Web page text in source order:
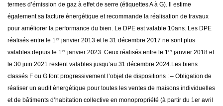
termes d’émission de gaz à effet de serre (étiquettes A à G).
Il estime
également sa facture énergétique et recommande la réalisation de travaux
pour améliorer la performance du bien. Le DPE est valable 10ans. Les DPE
réalisés entre le 1er janvier 2013 et le 31 décembre 2017 ne sont plus
valables depuis le 1er janvier 2023. Ceux réalisés entre le 1er janvier 2018 et
le 30 juin 2021 restent valables jusqu’au 31 décembre 2024.Les biens
classés F ou G font progressivement l’objet de dispositions : – Obligation de
réaliser un audit énergétique pour toutes les ventes de maisons individuelles
et de bâtiments d’habitation collective en monopropriété (à partir du 1er avril